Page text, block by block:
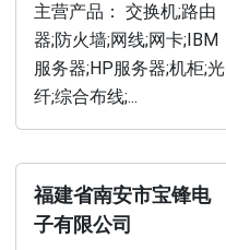
主营产品： 交换机;路由
器;防火墙;网线;网卡;IBM
服务器;HP服务器;机柜;光
纤;综合布线;...
福建省南安市宝锋电
子有限公司